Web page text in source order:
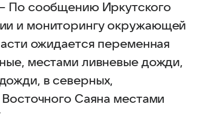
По сообщению Иркутского
и мониторингу окружающей
ожидается переменная
местами ливневые дожди,
в северных,
Саяна местами